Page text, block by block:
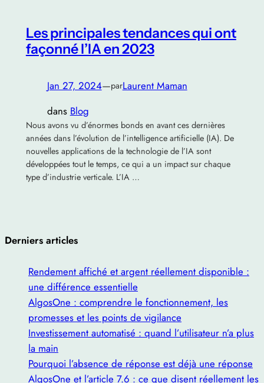
Les principales tendances qui ont
façonné l’IA en 2023
Jan 27, 2024—parLaurent Maman
dans Blog
Nous avons vu d’énormes bonds en avant ces dernières
années dans l’évolution de l’intelligence artificielle (IA). De
nouvelles applications de la technologie de l’IA sont
développées tout le temps, ce qui a un impact sur chaque
type d’industrie verticale. L’IA …
Derniers articles
Rendement affiché et argent réellement disponible :
une différence essentielle
AlgosOne : comprendre le fonctionnement, les
promesses et les points de vigilance
Investissement automatisé : quand l’utilisateur n’a plus
la main
Pourquoi l’absence de réponse est déjà une réponse
AlgosOne et l’article 7.6 : ce que disent réellement les